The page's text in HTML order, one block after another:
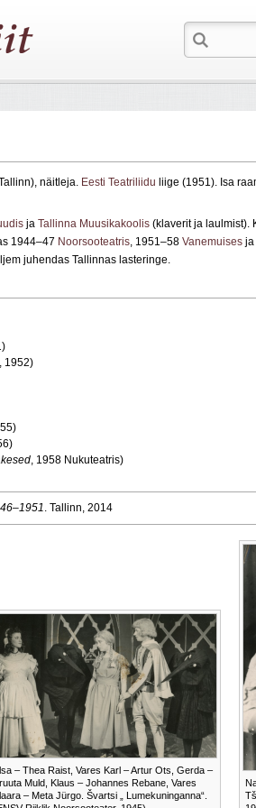
näitleja. Eesti Teatriliidu liige (1951). Isa
ja Tallinna Muusikakoolis (klaverit ja laulmist).
1944–47 Noorsooteatris, 1951–58 Vanemuises ja
juhendas Tallinnas lasteringe.
, 1952)
, 1958 Nukuteatris)
. Tallinn, 2014
– Thea Raist, Vares Karl – Artur Ots, Gerda –
Muld, Klaus – Johannes Rebane, Vares
– Meta Jürgo. Švartsi „ Lumekuninganna“.